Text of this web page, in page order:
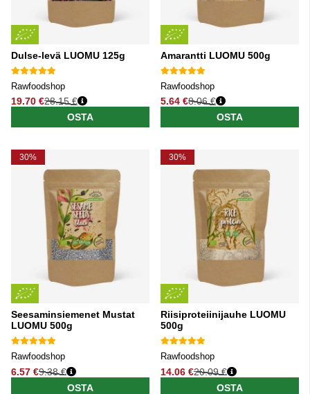
Dulse-levä LUOMU 125g
Rawfoodshop
19.70 €
Normaali hinta
28.15 €
OSTA
Amarantti LUOMU 500g
Rawfoodshop
5.64 €
Normaali hinta
8.06 €
OSTA
30%
Seesaminsiemenet Mustat
LUOMU 500g
Rawfoodshop
6.57 €
Normaali hinta
9.38 €
OSTA
30%
Riisiproteiinijauhe LUOMU
500g
Rawfoodshop
14.06 €
Normaali hinta
20.09 €
OSTA